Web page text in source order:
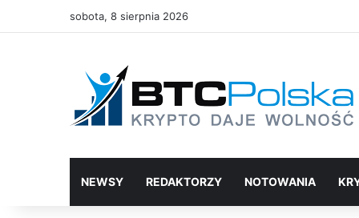
sobota, 8 sierpnia 2026
NEWSY REDAKTORZY NOTOWANIA